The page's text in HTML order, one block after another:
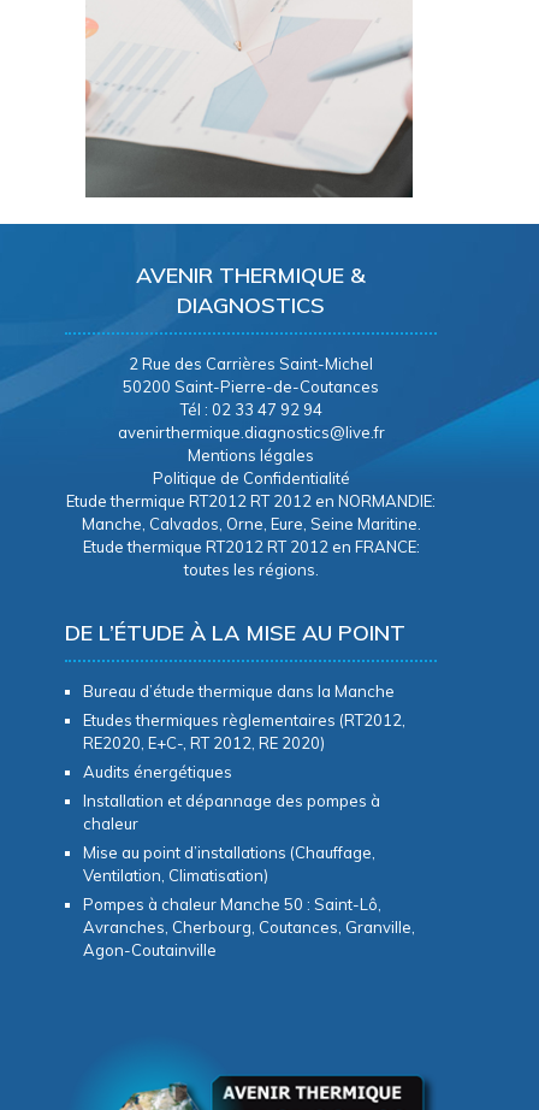
AVENIR THERMIQUE &
DIAGNOSTICS
2 Rue des Carrières Saint-Michel
50200 Saint-Pierre-de-Coutances
Tél : 02 33 47 92 94
avenirthermique.diagnostics@live.fr
Mentions légales
Politique de Confidentialité
Etude thermique RT2012 RT 2012 en NORMANDIE:
Manche, Calvados, Orne, Eure, Seine Maritine.
Etude thermique RT2012 RT 2012 en FRANCE:
toutes les régions.
DE L’ÉTUDE À LA MISE AU POINT
Bureau d’étude thermique dans la Manche
Etudes thermiques règlementaires (RT2012,
RE2020, E+C-, RT 2012, RE 2020)
Audits énergétiques
Installation et dépannage des pompes à
chaleur
Mise au point d’installations (Chauffage,
Ventilation, Climatisation)
Pompes à chaleur Manche 50 : Saint-Lô,
Avranches, Cherbourg, Coutances, Granville,
Agon-Coutainville